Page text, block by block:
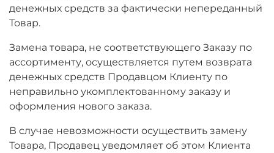
денежных средств за фактически непереданный
Товар.
Замена товара, не соответствующего Заказу по
ассортименту, осуществляется путем возврата
денежных средств Продавцом Клиенту по
неправильно укомплектованному заказу и
оформления нового заказа.
В случае невозможности осуществить замену
Товара, Продавец уведомляет об этом Клиента